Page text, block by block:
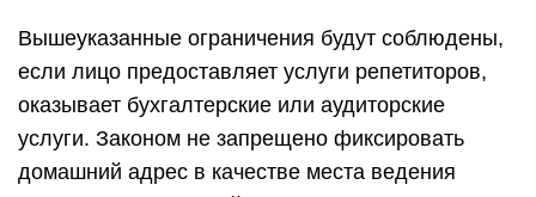
Вышеуказанные ограничения будут соблюдены,
если лицо предоставляет услуги репетиторов,
оказывает бухгалтерские или аудиторские
услуги. Законом не запрещено фиксировать
домашний адрес в качестве места ведения